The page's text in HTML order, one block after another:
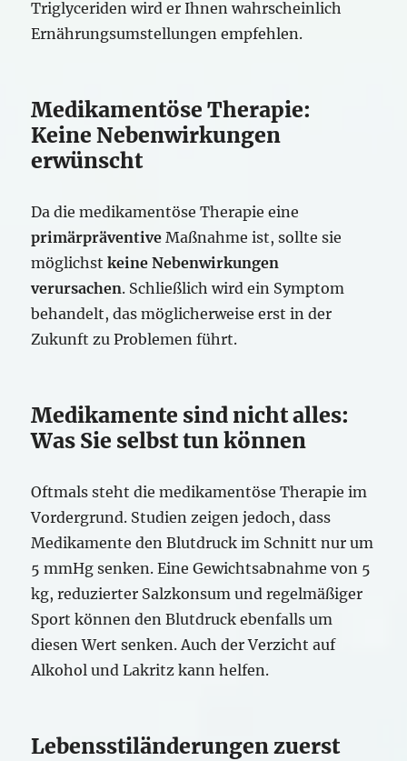
Triglyceriden wird er Ihnen wahrscheinlich
Ernährungsumstellungen empfehlen.
Medikamentöse Therapie:
Keine Nebenwirkungen
erwünscht
Da die medikamentöse Therapie eine
primärpräventive Maßnahme ist, sollte sie
möglichst keine Nebenwirkungen
verursachen. Schließlich wird ein Symptom
behandelt, das möglicherweise erst in der
Zukunft zu Problemen führt.
Medikamente sind nicht alles:
Was Sie selbst tun können
Oftmals steht die medikamentöse Therapie im
Vordergrund. Studien zeigen jedoch, dass
Medikamente den Blutdruck im Schnitt nur um
5 mmHg senken. Eine Gewichtsabnahme von 5
kg, reduzierter Salzkonsum und regelmäßiger
Sport können den Blutdruck ebenfalls um
diesen Wert senken. Auch der Verzicht auf
Alkohol und Lakritz kann helfen.
Lebensstiländerungen zuerst